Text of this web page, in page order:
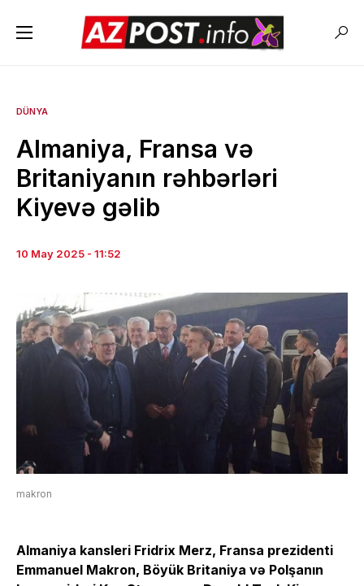
DÜNYA
Almaniya, Fransa və
Britaniyanın rəhbərləri
Kiyevə gəlib
10 May 2025 - 11:52
makron
Almaniya kansleri Fridrix Merz, Fransa prezidenti
Emmanuel Makron, Böyük Britaniya və Polşanın